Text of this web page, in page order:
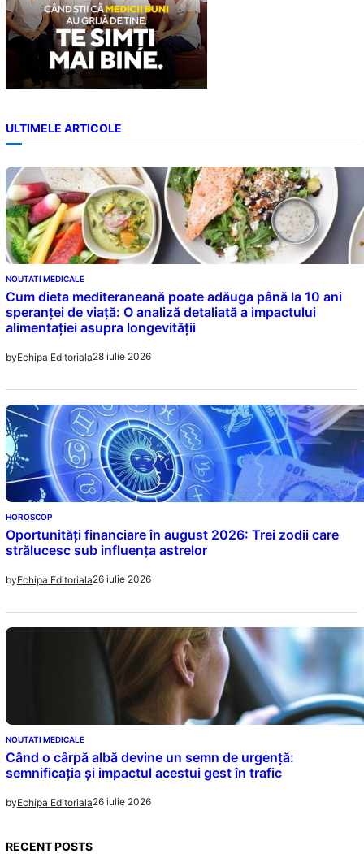
ULTIMELE ARTICOLE
NOUTATI MEDICALE
Cum dieta mediteraneană poate adăuga până la 10 ani
speranței de viață: O analiză detaliată a impactului
alimentației asupra longevității
byEchipa Editoriala28 iulie 2026
HOROSCOP
Oportunități financiare în august 2026: Trei zodii care
strălucesc sub influența astrelor
byEchipa Editoriala26 iulie 2026
NOUTATI MEDICALE
Când o cârpă albă devine un semn de urgență:
semnificația și impactul acestui gest în trafic
byEchipa Editoriala26 iulie 2026
RECENT POSTS